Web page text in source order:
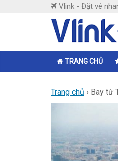
Vlink - Đặt vé
Vlink
Đặt
vé
đồng
TRANG CHỦ
Trang chủ › Bay từ